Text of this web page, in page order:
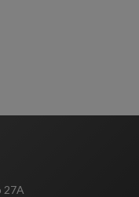
27A